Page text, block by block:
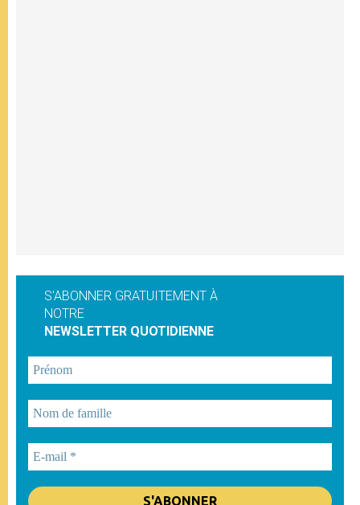
S'ABONNER GRATUITEMENT À
NOTRE
NEWSLETTER QUOTIDIENNE